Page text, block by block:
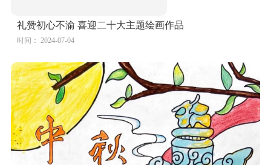
礼赞初心不渝 喜迎二十大主题绘画作品
时间： 2024-07-04